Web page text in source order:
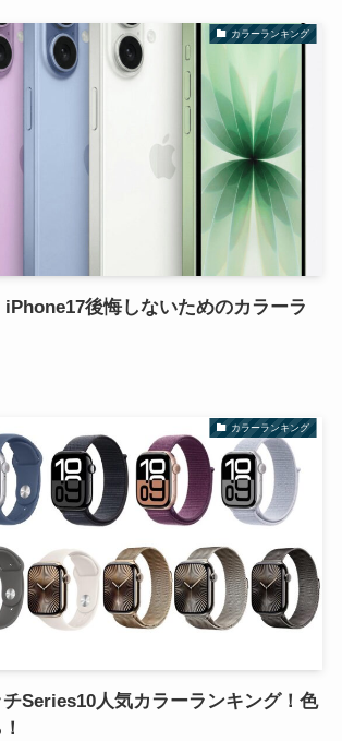
カラーランキング
iPhone17後悔しないためのカラーラ
カラーランキング
Series10人気カラーランキング！色